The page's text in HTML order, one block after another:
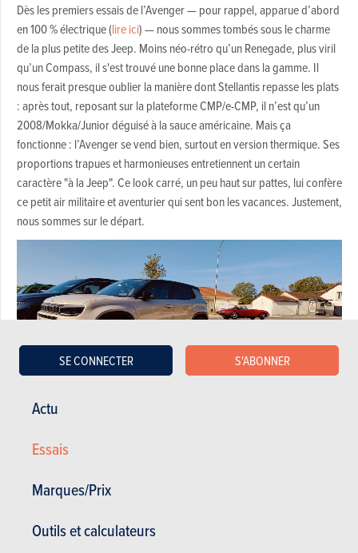
Actu
Essais
Marques/Prix
Outils et calculateurs
SE CONNECTER S'ABONNER
Dès les premiers essais de l’Avenger — pour rappel, apparue d’abord
en 100 % électrique (lire ici) — nous sommes tombés sous le charme
de la plus petite des Jeep. Moins néo-rétro qu’un Renegade, plus viril
qu’un Compass, il s'est trouvé une bonne place dans la gamme. Il
nous ferait presque oublier la manière dont Stellantis repasse les plats
: après tout, reposant sur la plateforme CMP/e-CMP, il n’est qu’un
2008/Mokka/Junior déguisé à la sauce américaine. Mais ça
fonctionne : l’Avenger se vend bien, surtout en version thermique. Ses
proportions trapues et harmonieuses entretiennent un certain
caractère "à la Jeep". Ce look carré, un peu haut sur pattes, lui confère
ce petit air militaire et aventurier qui sent bon les vacances. Justement,
nous sommes sur le départ.
fameux PureTech, ici dans sa troisième génération, avec distribution